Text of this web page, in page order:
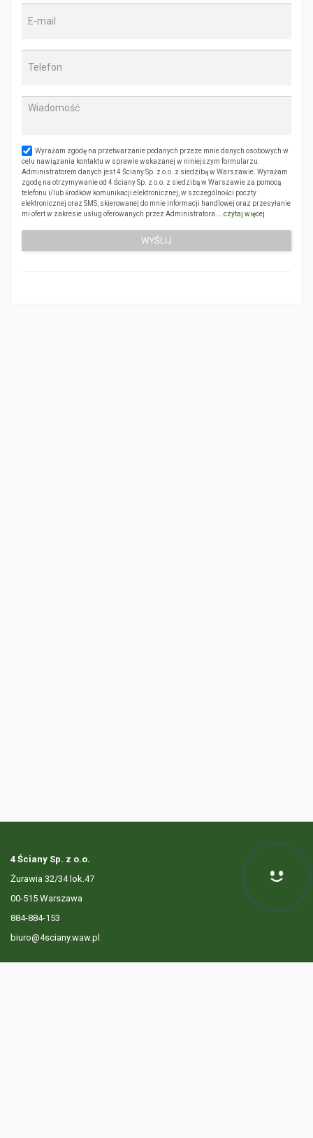
Wyrażam zgodę na przetwarzanie podanych przeze mnie danych osobowych w
celu nawiązania kontaktu w sprawie wskazanej w niniejszym formularzu.
Administratorem danych jest 4 Ściany Sp. z o.o. z siedzibą w Warszawie. Wyrażam
zgodę na otrzymywanie od 4 Ściany Sp. z o.o. z siedzibą w Warszawie za pomocą
telefonu i/lub środków komunikacji elektronicznej, w szczególności poczty
elektronicznej oraz SMS, skierowanej do mnie informacji handlowej oraz przesyłanie
mi ofert w zakresie usług oferowanych przez Administratora.… czytaj więcej
4 Ściany Sp. z o.o.
Żurawia 32/34 lok.47
00-515 Warszawa
884-884-153
biuro@4sciany.waw.pl